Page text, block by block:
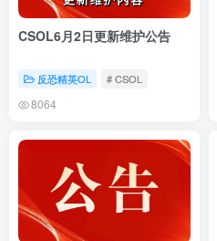
CSOL6月2日更新维护公告
反恐精英OL # CSOL
8064